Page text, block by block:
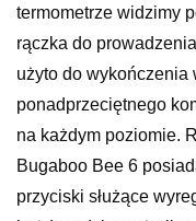
termometrze widzimy
rączka do
użyto do wykończenia
ponadprzeciętnego
na każdym poziomie.
Bugaboo Bee 6
przyciski służące